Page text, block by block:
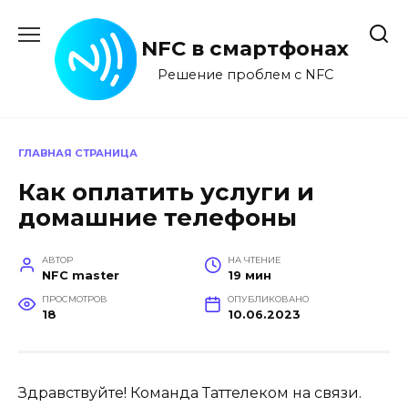
содержанию
NFC в смартфонах
Решение проблем с NFC
ГЛАВНАЯ СТРАНИЦА
Как оплатить услуги и
домашние телефоны
АВТОР
NFC master
НА ЧТЕНИЕ
19 мин
ПРОСМОТРОВ
18
ОПУБЛИКОВАНО
10.06.2023
Здравствуйте! Команда Таттелеком на связи.